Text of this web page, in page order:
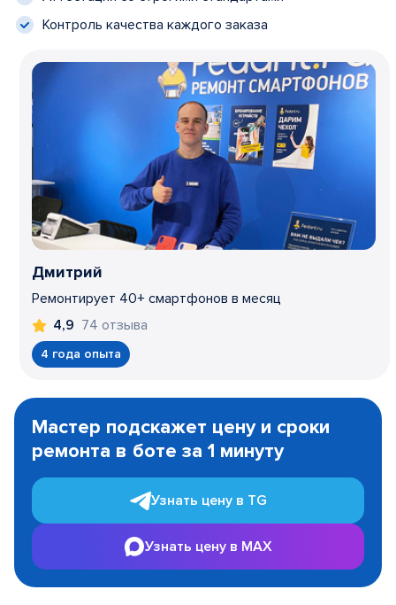
Контроль качества каждого заказа
Дмитрий
Ремонтирует 40+ смартфонов в месяц
4,9 74 отзыва
4 года опыта
1
Мастер подскажет цену и сроки
ремонта в боте за 1 минуту
Узнать цену в TG
Узнать цену в MAX